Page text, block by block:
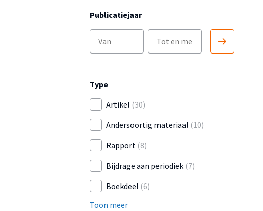
Publicatiejaar
Type
Artikel (30)
Andersoortig materiaal (10)
Rapport (8)
Bijdrage aan periodiek (7)
Boekdeel (6)
Toon meer